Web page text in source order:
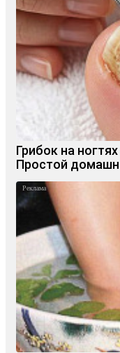
Грибок на
Простой